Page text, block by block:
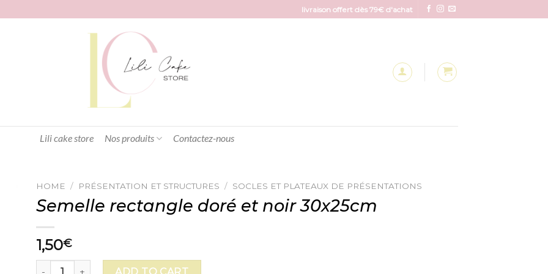
livraison offert dès 79€ d'achat
Lili cake store Nos produits Contactez-nous
HOME / PRÉSENTATION ET STRUCTURES / SOCLES ET PLATEAUX DE PRÉSENTATIONS
Semelle rectangle doré et noir 30x25cm
1,50€
Semelle rectangle doré et noir 30x25cm quantity